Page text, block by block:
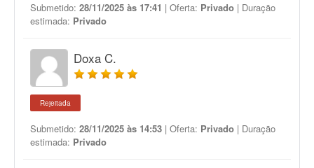
Submetido: 28/11/2025 às 17:41 | Oferta: Privado | Duração
estimada: Privado
Doxa C.
Rejeitada
Submetido: 28/11/2025 às 14:53 | Oferta: Privado | Duração
estimada: Privado